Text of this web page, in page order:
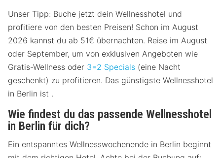
Unser Tipp: Buche jetzt dein Wellnesshotel und
profitiere von den besten Preisen! Schon im August
2026 kannst du ab 51€ übernachten. Reise im August
oder September, um von exklusiven Angeboten wie
Gratis-Wellness oder 3=2 Specials (eine Nacht
geschenkt) zu profitieren. Das günstigste Wellnesshotel
in Berlin ist .
Wie findest du das passende Wellnesshotel
in Berlin für dich?
Ein entspanntes Wellnesswochenende in Berlin beginnt